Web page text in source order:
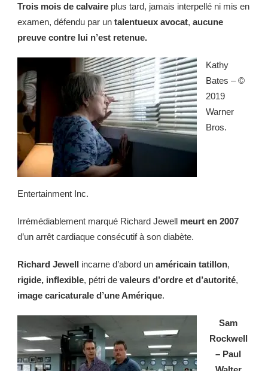
Trois mois de calvaire plus tard, jamais interpellé ni mis en
examen, défendu par un talentueux avocat, aucune
preuve contre lui n’est retenue.
Kathy
Bates – ©
2019
Warner
Bros.
Entertainment Inc.
Irrémédiablement marqué Richard Jewell meurt en 2007
d’un arrêt cardiaque consécutif à son diabète.
Richard Jewell incarne d’abord un américain tatillon,
rigide, inflexible, pétri de valeurs d’ordre et d’autorité,
image caricaturale d’une Amérique.
Sam
Rockwell
– Paul